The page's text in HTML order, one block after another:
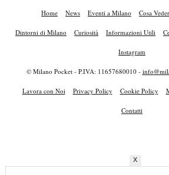
Home News Eventi a Milano Cosa
Dintorni di Milano Curiosità Informazioni Utili
Instagram
© Milano Pocket - P.IVA: 11657680010 -
Lavora con Noi Privacy Policy Cookie Policy
Contatti
X